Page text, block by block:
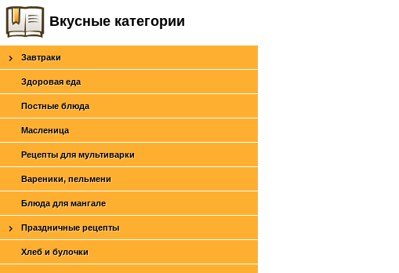
Вкусные категории
Завтраки
Здоровая еда
Постные блюда
Масленица
Рецепты для мультиварки
Вареники, пельмени
Блюда для мангале
Праздничные рецепты
Хлеб и булочки